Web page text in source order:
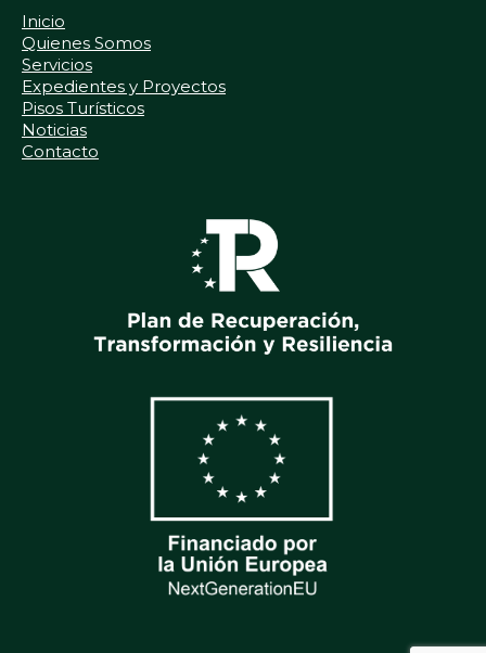
Inicio
Quienes Somos
Servicios
Expedientes y Proyectos
Pisos Turísticos
Noticias
Contacto